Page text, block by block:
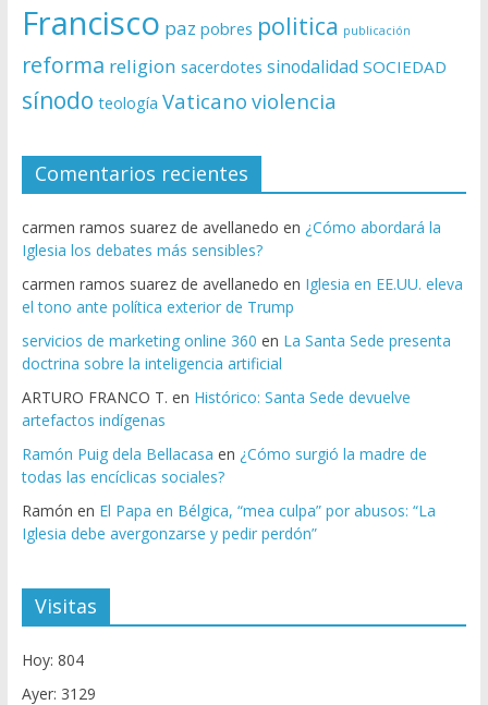
Francisco paz pobres politica publicación
reforma religion sacerdotes sinodalidad SOCIEDAD
sínodo teología Vaticano violencia
Comentarios recientes
carmen ramos suarez de avellanedo en ¿Cómo abordará la
Iglesia los debates más sensibles?
carmen ramos suarez de avellanedo en Iglesia en EE.UU. eleva
el tono ante política exterior de Trump
servicios de marketing online 360 en La Santa Sede presenta
doctrina sobre la inteligencia artificial
ARTURO FRANCO T. en Histórico: Santa Sede devuelve
artefactos indígenas
Ramón Puig dela Bellacasa en ¿Cómo surgió la madre de
todas las encíclicas sociales?
Ramón en El Papa en Bélgica, “mea culpa” por abusos: “La
Iglesia debe avergonzarse y pedir perdón”
Visitas
Hoy: 804
Ayer: 3129